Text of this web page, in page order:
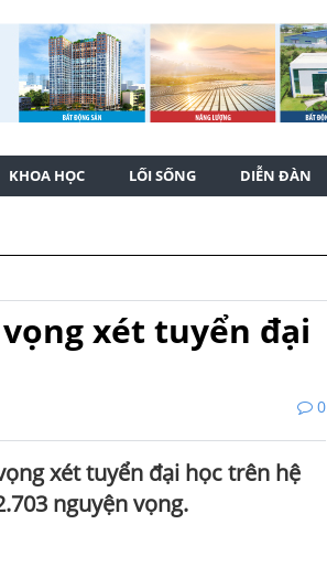
KHOA HỌC LỐI SỐNG DIỄN ĐÀN
xét tuyển đại
0
xét tuyển đại học trên hệ
nguyện vọng.